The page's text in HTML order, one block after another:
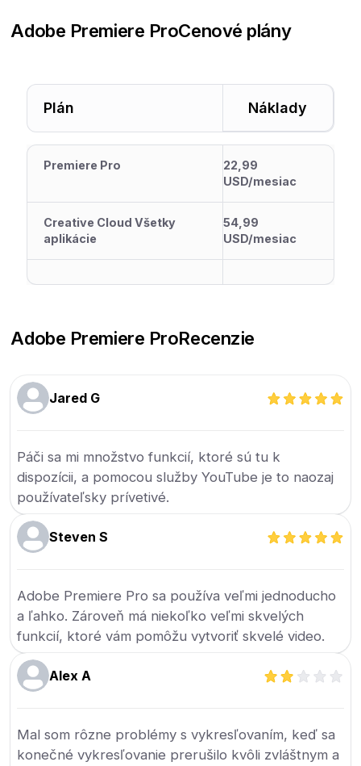
Adobe Premiere ProCenové plány
Plán Náklady
Premiere Pro
22,99
USD/mesiac
Creative Cloud Všetky
aplikácie
54,99
USD/mesiac
Adobe Premiere ProRecenzie
Jared G
Páči sa mi množstvo funkcií, ktoré sú tu k
dispozícii, a pomocou služby YouTube je to naozaj
používateľsky prívetivé.
Steven S
Adobe Premiere Pro sa používa veľmi jednoducho
a ľahko. Zároveň má niekoľko veľmi skvelých
funkcií, ktoré vám pomôžu vytvoriť skvelé video.
Alex A
Mal som rôzne problémy s vykresľovaním, keď sa
konečné vykresľovanie prerušilo kvôli zvláštnym a